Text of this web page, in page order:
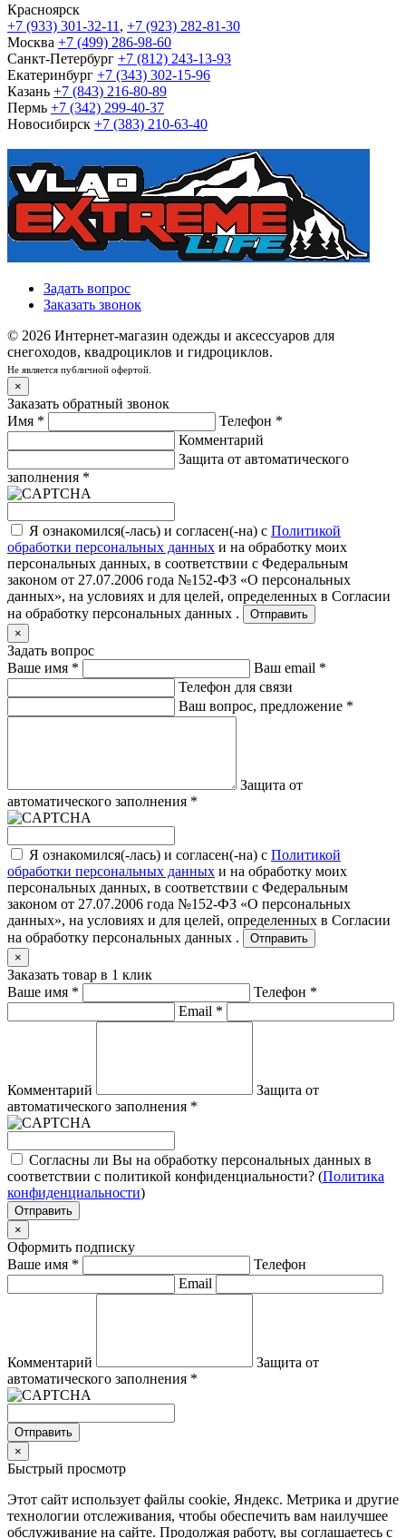
Красноярск
+7 (933) 301-32-11 , +7 (923) 282-81-30
Москва +7 (499) 286-98-60
Санкт-Петербург +7 (812) 243-13-93
Екатеринбург +7 (343) 302-15-96
Казань +7 (843) 216-80-89
Пермь +7 (342) 299-40-37
Новосибирск +7 (383) 210-63-40
Задать вопрос
Заказать звонок
© 2026 Интернет-магазин одежды и аксессуаров для
снегоходов, квадроциклов и гидроциклов.
Не является публичной офертой.
×
Заказать обратный звонок
Имя * Телефон *
Комментарий
Защита от автоматического
заполнения *
Я ознакомился(-лась) и согласен(-на) с Политикой
обработки персональных данных и на обработку моих
персональных данных, в соответствии с Федеральным
законом от 27.07.2006 года №152-ФЗ «О персональных
данных», на условиях и для целей, определенных в Согласии
на обработку персональных данных .
Отправить
×
Задать вопрос
Ваше имя * Ваш email *
Телефон для связи
Ваш вопрос, предложение *
Защита от
автоматического заполнения *
Я ознакомился(-лась) и согласен(-на) с Политикой
обработки персональных данных и на обработку моих
персональных данных, в соответствии с Федеральным
законом от 27.07.2006 года №152-ФЗ «О персональных
данных», на условиях и для целей, определенных в Согласии
на обработку персональных данных .
Отправить
×
Заказать товар в 1 клик
Ваше имя * Телефон *
Email *
Комментарий
Защита от
автоматического заполнения *
Согласны ли Вы на обработку персональных данных в
соответствии с политикой конфиденциальности? (Политика
конфиденциальности)
Отправить
×
Оформить подписку
Ваше имя *
Телефон
Email
Комментарий
Защита от
автоматического заполнения *
Отправить
×
Быстрый просмотр
Этот сайт использует файлы cookie, Яндекс. Метрика и другие
технологии отслеживания, чтобы обеспечить вам наилучшее
обслуживание на сайте. Продолжая работу, вы соглашаетесь с